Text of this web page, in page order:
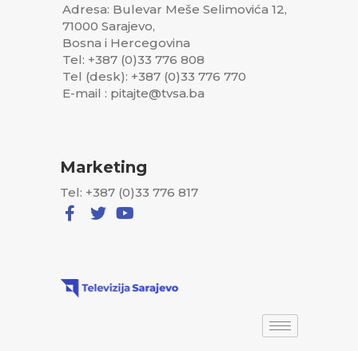
Adresa: Bulevar Meše Selimovića 12,
71000 Sarajevo,
Bosna i Hercegovina
Tel: +387 (0)33 776 808
Tel (desk): +387 (0)33 776 770
E-mail : pitajte@tvsa.ba
Marketing
Tel: +387 (0)33 776 817